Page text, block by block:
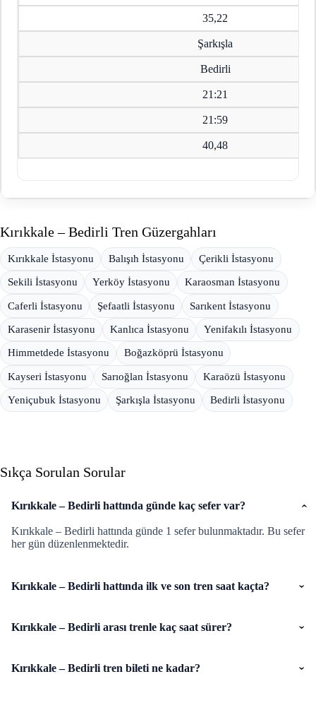
35,22
Şarkışla
Bedirli
21:21
21:59
40,48
Kırıkkale – Bedirli Tren Güzergahları
Kırıkkale İstasyonu Balışıh İstasyonu Çerikli İstasyonu
Sekili İstasyonu Yerköy İstasyonu Karaosman İstasyonu
Caferli İstasyonu Şefaatli İstasyonu Sarıkent İstasyonu
Karasenir İstasyonu Kanlıca İstasyonu Yenifakılı İstasyonu
Himmetdede İstasyonu Boğazköprü İstasyonu
Kayseri İstasyonu Sarıoğlan İstasyonu Karaözü İstasyonu
Yeniçubuk İstasyonu Şarkışla İstasyonu Bedirli İstasyonu
Sıkça Sorulan Sorular
Kırıkkale – Bedirli hattında günde kaç sefer var?
Kırıkkale – Bedirli hattında günde 1 sefer bulunmaktadır. Bu sefer
her gün düzenlenmektedir.
Kırıkkale – Bedirli hattında ilk ve son tren saat kaçta?
Kırıkkale – Bedirli arası trenle kaç saat sürer?
Kırıkkale – Bedirli tren bileti ne kadar?